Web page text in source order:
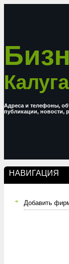
Калуга
Адреса и телефоны,
публикации, новости,
НАВИГАЦИЯ
Добавить